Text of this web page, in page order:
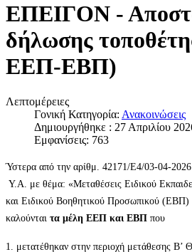
ΕΠΕΙΓΟΝ -
δήλωσης
ΕΕΠ-ΕΒΠ)
Λεπτομέρειες
Γονική Κατηγορία: Ανακοινώσεις
Δημιουργήθηκε : 27 Απριλίου
Εμφανίσεις: 763
Ύστερα από την αρίθμ. 42171/Ε4/03-04-
Υ.Α. με θέμα: «Μεταθέσεις Ειδικού
και Ειδικού Βοηθητικού Προσωπικού (ΕΒΠ)
καλούνται τα μέλη ΕΕΠ και ΕΒΠ που
1. μετατέθηκαν στην περιοχή μετάθεσης Β’